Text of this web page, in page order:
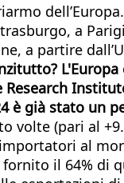
a
a partire
Research
è già stato un
volte (pari al
al
il 64% di